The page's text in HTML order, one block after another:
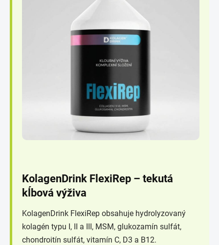
KolagenDrink FlexiRep – tekutá
kĺbová výživa
KolagenDrink FlexiRep obsahuje hydrolyzovaný
kolagén typu I, II a III, MSM, glukozamín sulfát,
chondroitín sulfát, vitamín C, D3 a B12.